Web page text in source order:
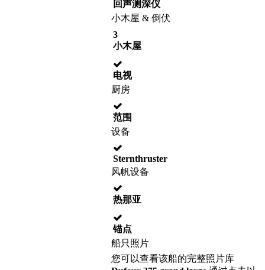
回声测深仪
小木屋 & 倒伏
3
小木屋
电视
厨房
范围
设备
Sternthruster
风帆设备
热那亚
锚点
船只照片
您可以查看该船的完整照片库